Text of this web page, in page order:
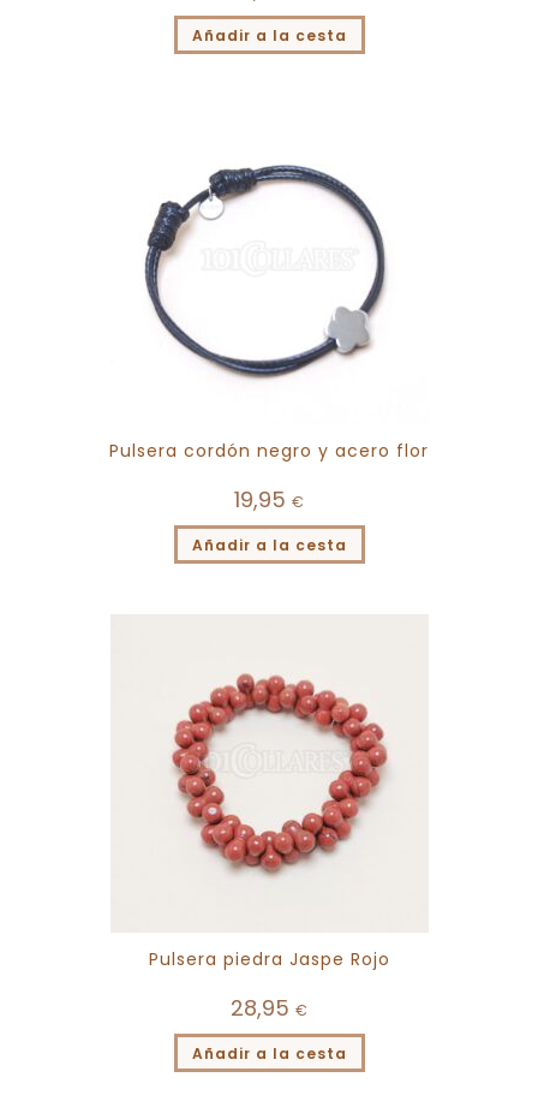
Añadir a la cesta
Pulsera cordón negro y acero flor
19,95 €
Añadir a la cesta
Pulsera piedra Jaspe Rojo
28,95 €
Añadir a la cesta